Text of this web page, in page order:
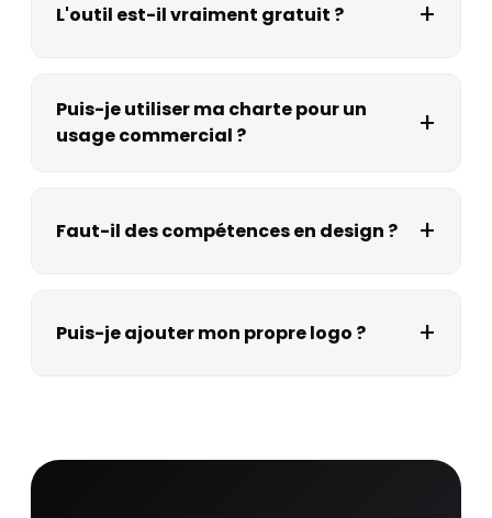
L'outil est-il vraiment gratuit ?
Puis-je utiliser ma charte pour un
usage commercial ?
Faut-il des compétences en design ?
Puis-je ajouter mon propre logo ?